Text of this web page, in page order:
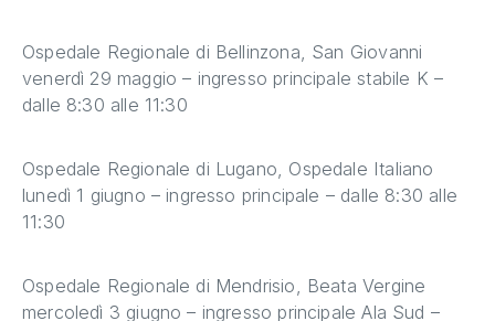
Ospedale Regionale di Bellinzona, San Giovanni
venerdì 29 maggio – ingresso principale stabile K –
dalle 8:30 alle 11:30
Ospedale Regionale di Lugano, Ospedale Italiano
lunedì 1 giugno – ingresso principale – dalle 8:30 alle
11:30
Ospedale Regionale di Mendrisio, Beata Vergine
mercoledì 3 giugno – ingresso principale Ala Sud –